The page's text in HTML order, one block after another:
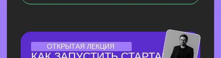
Узнать подробнее
ПО ПРИМЕНЕНИЮ ИИ
ДЛЯ ЮРИДИЧЕСКИХ ЗАДАЧ